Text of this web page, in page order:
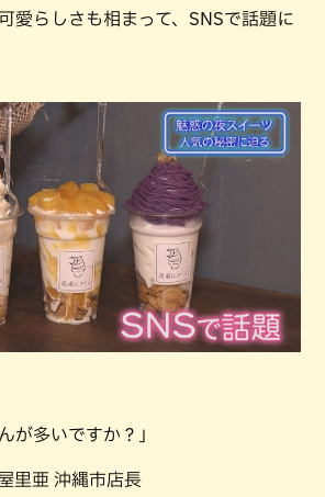
愛らしさも相まって、SNSで話題に
が多いですか？」
里亜 沖縄市店長